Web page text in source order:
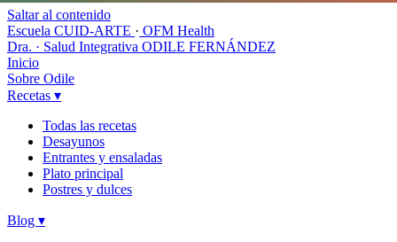
Saltar al contenido
Escuela CUID-ARTE · OFM Health
Dra. · Salud Integrativa ODILE FERNÁNDEZ
Inicio
Sobre Odile
Recetas ▾
Todas las recetas
Desayunos
Entrantes y ensaladas
Plato principal
Postres y dulces
Blog ▾